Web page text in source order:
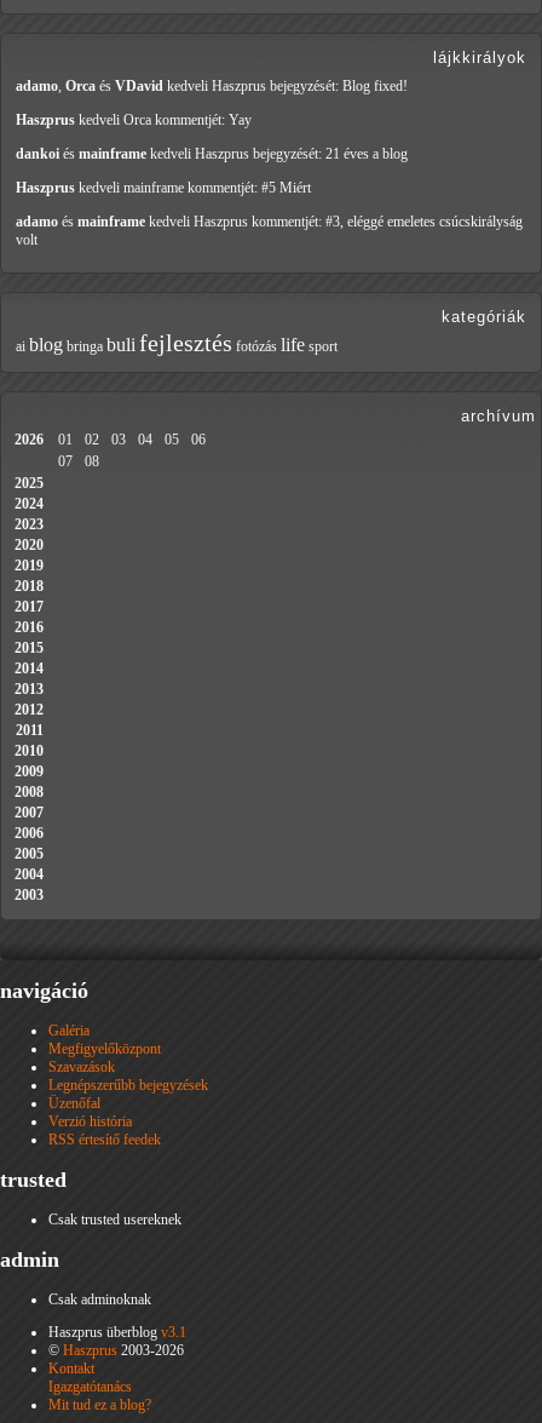
lájkkirályok
adamo, Orca és VDavid kedveli Haszprus bejegyzését: Blog fixed!
Haszprus kedveli Orca kommentjét: Yay
dankoi és mainframe kedveli Haszprus bejegyzését: 21 éves a blog
Haszprus kedveli mainframe kommentjét: #5 Miért
adamo és mainframe kedveli Haszprus kommentjét: #3, eléggé emeletes csúcskirályság
volt
kategóriák
ai blog bringa buli fejlesztés fotózás life sport
archívum
2026 01 02 03 04 05
06
07
08
2025
2024
2023
2020
2019
2018
2017
2016
2015
2014
2013
2012
2011
2010
2009
2008
2007
2006
2005
2004
2003
navigáció
Galéria
Megfigyelőközpont
Szavazások
Legnépszerűbb bejegyzések
Üzenőfal
Verzió história
RSS értesítő feedek
trusted
Csak trusted usereknek
admin
Csak adminoknak
Haszprus überblog v3.1
© Haszprus 2003-2026
Kontakt
Igazgatótanács
Mit tud ez a blog?